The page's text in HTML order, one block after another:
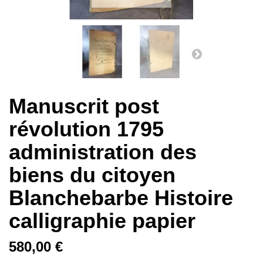
Manuscrit post
révolution 1795
administration des
biens du citoyen
Blanchebarbe Histoire
calligraphie papier
580,00 €